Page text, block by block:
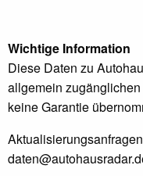
Wichtige Information
Diese Daten zu
allgemein
keine Garantie